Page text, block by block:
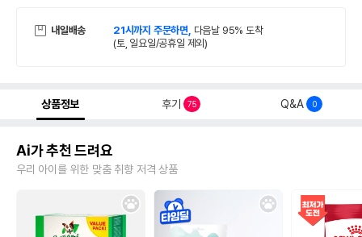
내일배송 21시까지 주문하면, 다음날 95% 도착
(토, 일요일/공휴일 제외)
상품정보 후기 75 Q&A 0
Ai가 추천 드려요
우리 아이를 위한 맞춤 취향 저격 상품